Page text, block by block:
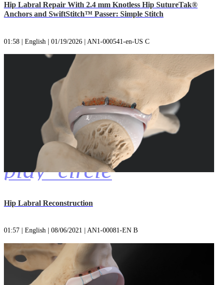
Hip Labral Repair With 2.4 mm Knotless Hip SutureTak®
Anchors and SwiftStitch™ Passer: Simple Stitch
01:58 | English | 01/19/2026 | AN1-000541-en-US C
play_circle
Hip Labral Reconstruction
01:57 | English | 08/06/2021 | AN1-00081-EN B